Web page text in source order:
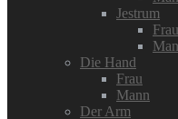
Jestrum
Frau
Die Hand
Frau
Mann
Der Arm